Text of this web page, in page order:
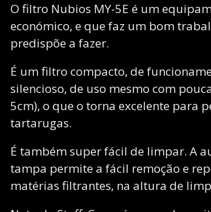
O filtro Nubios MY-5E é um
económico, e que faz um bom
predispõe a fazer.
É um filtro compacto, de
silencioso, de uso mesmo com
5cm), o que o torna excelente para
tartarugas.
É também super fácil de limpar. A
tampa permite a fácil remoção e
matérias filtrantes, na altura de